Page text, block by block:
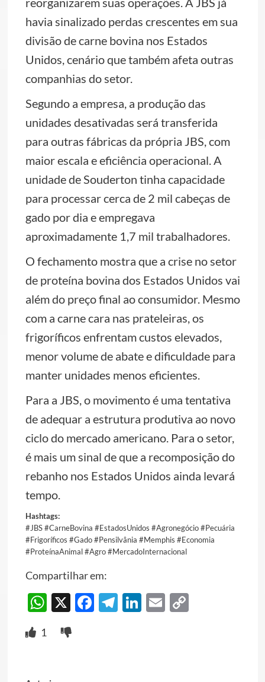
havia sinalizado perdas crescentes em sua
divisão de carne bovina nos Estados
Unidos, cenário que também afeta outras
companhias do setor.
Segundo a empresa, a produção das
unidades desativadas será transferida
para outras fábricas da própria JBS, com
maior escala e eficiência operacional. A
unidade de Souderton tinha capacidade
para processar cerca de 2 mil cabeças de
gado por dia e empregava
aproximadamente 1,7 mil trabalhadores.
O fechamento mostra que a crise no setor
de proteína bovina dos Estados Unidos vai
além do preço final ao consumidor. Mesmo
com a carne cara nas prateleiras, os
frigoríficos enfrentam custos elevados,
menor volume de abate e dificuldade para
manter unidades menos eficientes.
Para a JBS, o movimento é uma tentativa
de adequar a estrutura produtiva ao novo
ciclo do mercado americano. Para o setor,
é mais um sinal de que a recomposição do
rebanho nos Estados Unidos ainda levará
tempo.
Hashtags:
#JBS #CarneBovina #EstadosUnidos #Agronegócio #Pecuária
#Frigoríficos #Gado #Pensilvânia #Memphis #Economia
#ProteínaAnimal #Agro #MercadoInternacional
Compartilhar em:
WhatsApp
X Facebook
Telegram
LinkedIn
EmailCopy
1